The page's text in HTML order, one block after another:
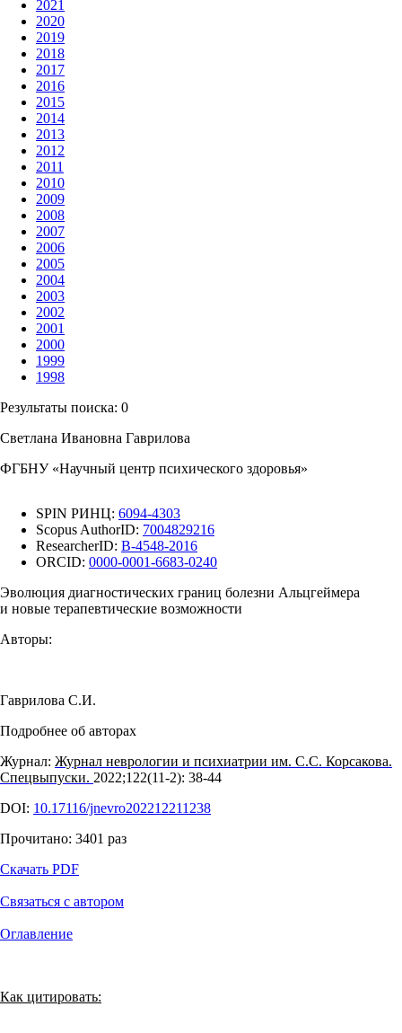
2021
2020
2019
2018
2017
2016
2015
2014
2013
2012
2011
2010
2009
2008
2007
2006
2005
2004
2003
2002
2001
2000
1999
1998
Результаты поиска: 0
Светлана Ивановна Гаврилова
ФГБНУ «Научный центр психического здоровья»
SPIN РИНЦ: 6094-4303
Scopus AuthorID: 7004829216
ResearcherID: B-4548-2016
ORCID: 0000-0001-6683-0240
Эволюция диагностических границ болезни Альцгеймера
и новые терапевтические возможности
Авторы:
Гаврилова С.И.
Подробнее об авторах
Журнал: Журнал неврологии и психиатрии им. С.С. Корсакова.
Спецвыпуски. 2022;122(11‑2): 38‑44
DOI: 10.17116/jnevro202212211238
Прочитано: 3401 раз
Скачать PDF
Связаться с автором
Оглавление
Как цитировать: